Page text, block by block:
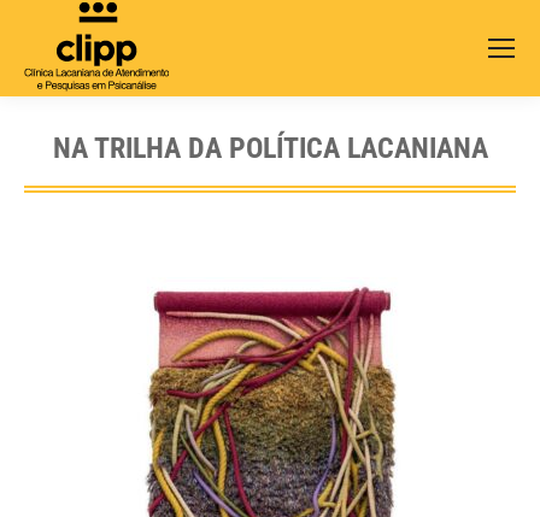
NA TRILHA DA POLÍTICA LACANIANA